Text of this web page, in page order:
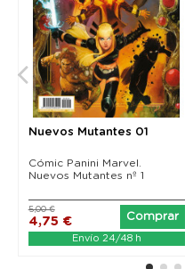
Nuevos Mutantes 01
Cómic Panini Marvel.
Nuevos Mutantes nº 1
4,75 €
5,00 €
Comprar
Envío 24/48 h